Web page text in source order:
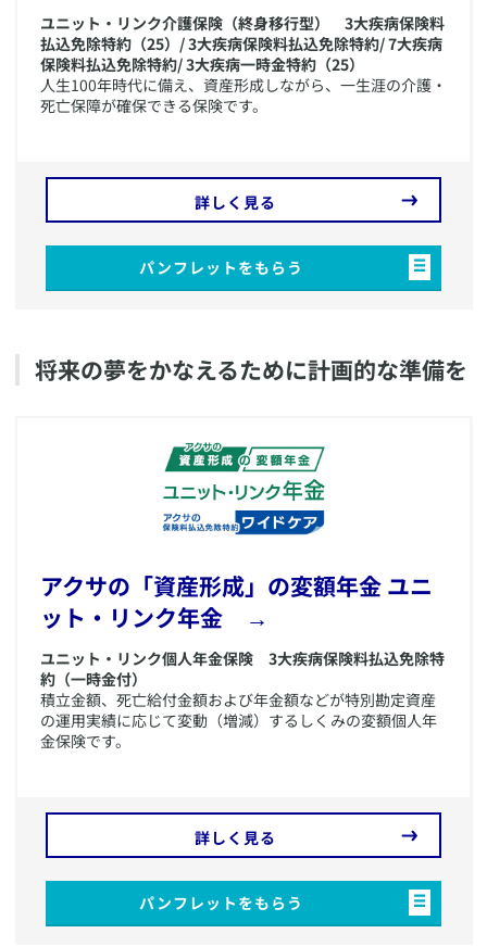
ユニット・リンク介護保険（終身移行型） 3大疾病保険料
払込免除特約（25）/ 3大疾病保険料払込免除特約/ 7大疾病
保険料払込免除特約/ 3大疾病一時金特約（25）
人生100年時代に備え、資産形成しながら、一生涯の介護・
死亡保障が確保できる保険です。
詳しく見る
パンフレットをもらう
​将来の夢をかなえるために計画的な準備を
​アクサの「資産形成」の変額年金 ユニ
ット・リンク年金 →
​ユニット・リンク個人年金保険 3大疾病保険料払込免除特
約（一時金付）
積立金額、死亡給付金額および年金額などが特別勘定資産
の運用実績に応じて変動（増減）するしくみの変額個人年
金保険です。
詳しく見る
パンフレットをもらう